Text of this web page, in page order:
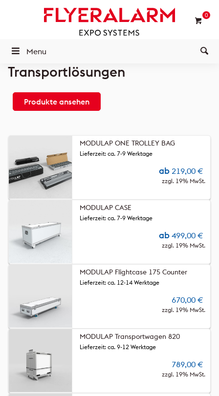
0
Menu
Transportlösungen
Produkte ansehen
MODULAP ONE TROLLEY BAG
Lieferzeit: ca. 7-9 Werktage
ab 219,00 €
zzgl. 19% MwSt.
MODULAP CASE
Lieferzeit: ca. 7-9 Werktage
ab 499,00 €
zzgl. 19% MwSt.
MODULAP Flightcase 175 Counter
670,00 €
zzgl. 19% MwSt.
Lieferzeit: ca. 12-14 Werktage
MODULAP Transportwagen 820
789,00 €
zzgl. 19% MwSt.
Lieferzeit: ca. 9-12 Werktage